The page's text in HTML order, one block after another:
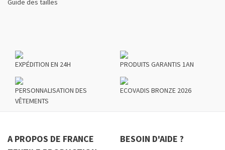
Guide des tailles
EXPÉDITION EN 24H PRODUITS GARANTIS 1AN
PERSONNALISATION DES
VÊTEMENTS
ECOVADIS BRONZE 2026
A PROPOS DE FRANCE
BESOIN D'AIDE ?